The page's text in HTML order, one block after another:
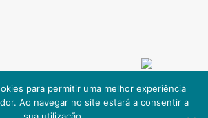
os direitos reservados.
para permitir uma melhor experiência
Ao navegar no site estará a consentir a